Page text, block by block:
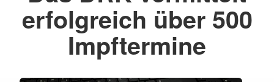
erfolgreich über 500
Impftermine